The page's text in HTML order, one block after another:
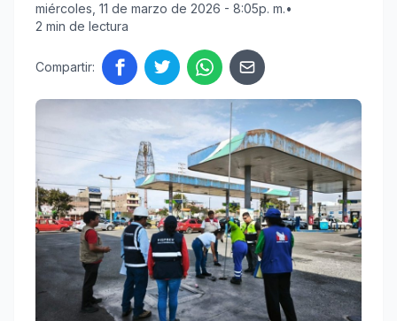
miércoles, 11 de marzo de 2026 - 8:05p. m.•
2 min de lectura
Compartir: